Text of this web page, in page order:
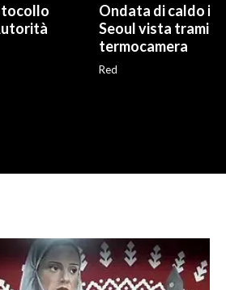
Ondata di caldo in
Seoul vista tramite
termocamera
Red